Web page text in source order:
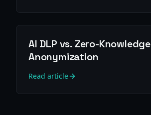
AI DLP vs. Zero-Knowledge
Anonymization
Read article